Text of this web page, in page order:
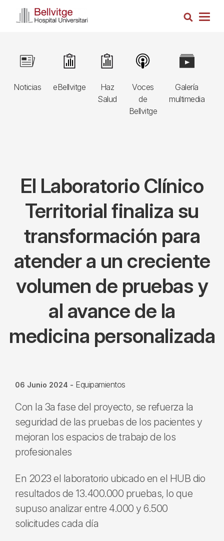
Busca
Navegació
principal
3r
Noticias
Image
eBellvitge
Image
Haz
Salud
Image
Voces
de
Bellvitge
Image
Galería
multimedia
Image
El Laboratorio Clínico
Territorial finaliza su
transformación para
atender a un creciente
volumen de pruebas y
al avance de la
medicina personalizada
06 Junio 2024 - Equipamientos
Con la 3a fase del proyecto, se refuerza la
seguridad de las pruebas de los pacientes y
mejoran los espacios de trabajo de los
profesionales
En 2023 el laboratorio ubicado en el HUB dio
resultados de 13.400.000 pruebas, lo que
supuso analizar entre 4.000 y 6.500
solicitudes cada día